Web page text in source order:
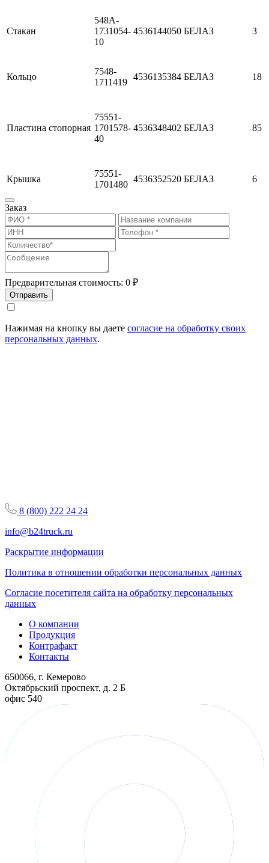
Стакан
548A-
1731054-
10
4536144050 БЕЛАЗ 3
Кольцо
7548-
1711419
4536135384 БЕЛАЗ 18
Пластина стопорная
75551-
1701578-
40
4536348402 БЕЛАЗ 85
Крышка
75551-
1701480
4536352520 БЕЛАЗ 6
Заказ
Предварительная стоимость: 0 ₽
Отправить
Нажимая на кнопку вы даете согласие на обработку своих
персональных данных.
8 (800) 222 24 24
info@b24truck.ru
Раскрытие информации
Политика в отношении обработки персональных данных
Согласие посетителя сайта на обработку персональных
данных
О компании
Продукция
Контрафакт
Контакты
650066, г. Кемерово
Октябрьский проспект, д. 2 Б
офис 540